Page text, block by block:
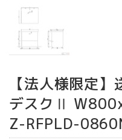
【法人様限定
デスクⅡ
Z-RFPLD-